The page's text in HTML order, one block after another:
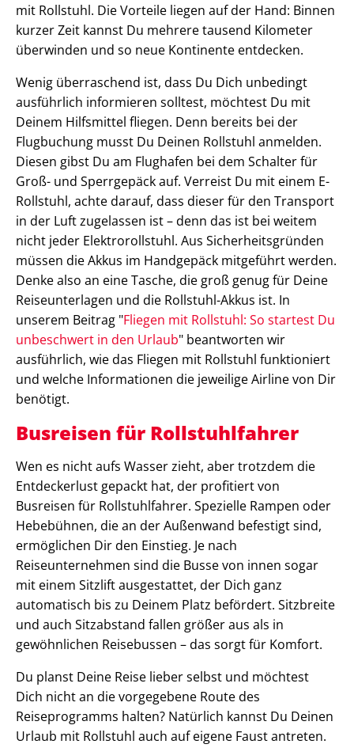
mit Rollstuhl. Die Vorteile liegen auf der Hand: Binnen
kurzer Zeit kannst Du mehrere tausend Kilometer
überwinden und so neue Kontinente entdecken.
Wenig überraschend ist, dass Du Dich unbedingt
ausführlich informieren solltest, möchtest Du mit
Deinem Hilfsmittel fliegen. Denn bereits bei der
Flugbuchung musst Du Deinen Rollstuhl anmelden.
Diesen gibst Du am Flughafen bei dem Schalter für
Groß- und Sperrgepäck auf. Verreist Du mit einem E-
Rollstuhl, achte darauf, dass dieser für den Transport
in der Luft zugelassen ist – denn das ist bei weitem
nicht jeder Elektrorollstuhl. Aus Sicherheitsgründen
müssen die Akkus im Handgepäck mitgeführt werden.
Denke also an eine Tasche, die groß genug für Deine
Reiseunterlagen und die Rollstuhl-Akkus ist. In
unserem Beitrag "Fliegen mit Rollstuhl: So startest Du
unbeschwert in den Urlaub" beantworten wir
ausführlich, wie das Fliegen mit Rollstuhl funktioniert
und welche Informationen die jeweilige Airline von Dir
benötigt.
Busreisen für Rollstuhlfahrer
Wen es nicht aufs Wasser zieht, aber trotzdem die
Entdeckerlust gepackt hat, der profitiert von
Busreisen für Rollstuhlfahrer. Spezielle Rampen oder
Hebebühnen, die an der Außenwand befestigt sind,
ermöglichen Dir den Einstieg. Je nach
Reiseunternehmen sind die Busse von innen sogar
mit einem Sitzlift ausgestattet, der Dich ganz
automatisch bis zu Deinem Platz befördert. Sitzbreite
und auch Sitzabstand fallen größer aus als in
gewöhnlichen Reisebussen – das sorgt für Komfort.
Du planst Deine Reise lieber selbst und möchtest
Dich nicht an die vorgegebene Route des
Reiseprogramms halten? Natürlich kannst Du Deinen
Urlaub mit Rollstuhl auch auf eigene Faust antreten.